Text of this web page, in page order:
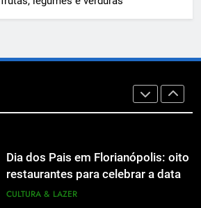
inscrições abertas
UTILIDADE PÚBLICA
A 6ª edição do Prêmio ACI OCESC
de Jornalismo está com as
Dia dos Pais em Florianópolis: oito
restaurantes para celebrar a data
em família
CULTURA & LAZER